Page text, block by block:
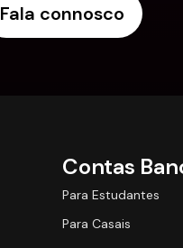
Fala connosco
Contas
Para Estudantes
Para Casais